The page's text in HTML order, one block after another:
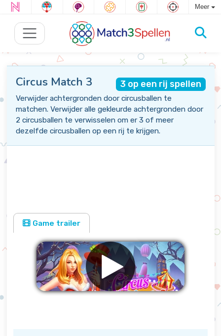
Meer
3 op een rij spellen
Circus Match 3
Verwijder achtergronden door circusballen te
matchen. Verwijder alle gekleurde achtergronden door
2 circusballen te verwisselen om er 3 of meer
dezelfde circusballen op een rij te krijgen.
Game trailer